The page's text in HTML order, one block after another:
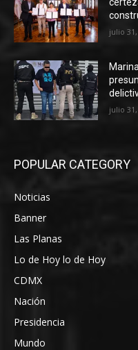
julio
julio
POPULAR CATEGORY
Noticias
Banner
Las Planas
Lo de Hoy lo de Hoy
CDMX
Nación
Presidencia
Mundo